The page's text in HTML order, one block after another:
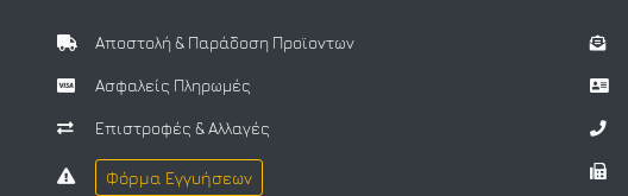
Αποστολή & Παράδοση Προϊοντων
Ασφαλείς Πληρωμές
Επιστροφές & Αλλαγές
Φόρμα Εγγυήσεων